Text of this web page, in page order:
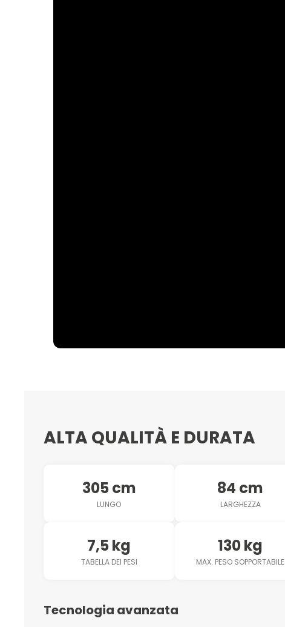
ALTA QUALITÀ E DURATA
305 cm
LUNGO
84 cm
LARGHEZZA
7,5 kg
TABELLA DEI PESI
130 kg
MAX. PESO SOPPORTABILE
Tecnologia avanzata